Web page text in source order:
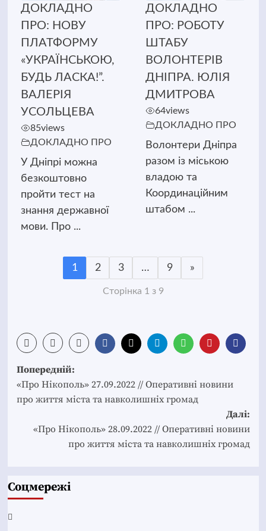
ДОКЛАДНО
ПРО: НОВУ
ПЛАТФОРМУ
«УКРАЇНСЬКОЮ,
БУДЬ ЛАСКА!”.
ВАЛЕРІЯ
УСОЛЬЦЕВА
85views
ДОКЛАДНО ПРО
У Дніпрі можна
безкоштовно
пройти тест на
знання державної
мови. Про ...
ДОКЛАДНО
ПРО: РОБОТУ
ШТАБУ
ВОЛОНТЕРІВ
ДНІПРА. ЮЛІЯ
ДМИТРОВА
64views
ДОКЛАДНО ПРО
Волонтери Дніпра
разом із міською
владою та
Координаційним
штабом ...
1 2 3 … 9 »
Сторінка 1 з 9
Post
navigation
Попередній:
«Про Нікополь» 27.09.2022 // Оперативні новини
про життя міста та навколишніх громад
Далі:
«Про Нікополь» 28.09.2022 // Оперативні новини
про життя міста та навколишніх громад
Соцмережі
Facebook